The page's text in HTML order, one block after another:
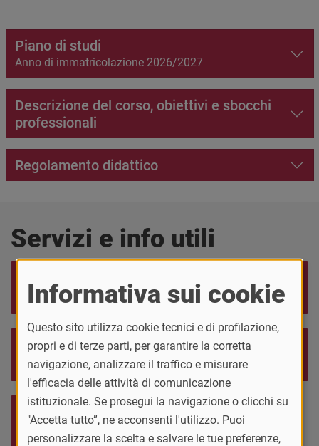
Piano di studi
Anno di immatricolazione 2026/2027
Descrizione del corso, obiettivi e sbocchi
professionali
Regolamento didattico
Servizi e info utili
Ammissioni - Come
iscriversi
Contribuzione
universitaria
Contatti staff
immatricolazioni
Facoltà di Medicina e
Chirurgia
Informativa sui cookie
Questo sito utilizza cookie tecnici e di profilazione,
propri e di terze parti, per garantire la corretta
navigazione, analizzare il traffico e misurare
l'efficacia delle attività di comunicazione
istituzionale. Se prosegui la navigazione o clicchi su
"Accetta tutto”, ne acconsenti l'utilizzo. Puoi
personalizzare la scelta e salvare le tue preferenze,